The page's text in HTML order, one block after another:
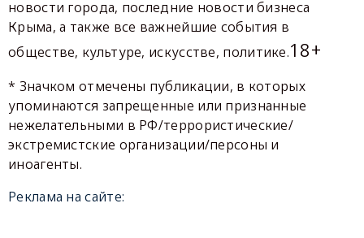
новости города, последние новости бизнеса
Крыма, а также все важнейшие события в
обществе, культуре, искусстве, политике.18+
* Значком отмечены публикации, в которых
упоминаются запрещенные или признанные
нежелательными в РФ/террористические/
экстремистские организации/персоны и
иноагенты.
Реклама на сайте: